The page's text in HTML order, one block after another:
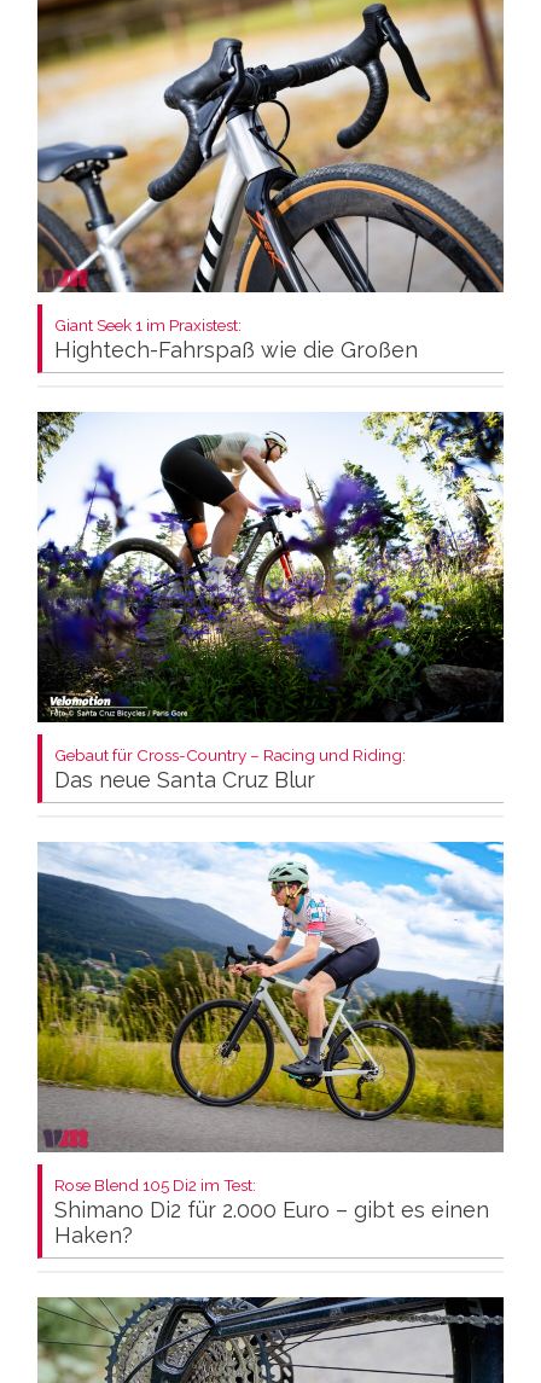
Giant Seek 1 im Praxistest:
Hightech-Fahrspaß wie die Großen
Gebaut für Cross-Country – Racing und Riding:
Das neue Santa Cruz Blur
Rose Blend 105 Di2 im Test:
Shimano Di2 für 2.000 Euro – gibt es einen
Haken?